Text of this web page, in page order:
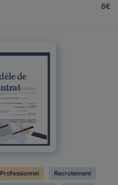
6€
de
Professionnel Recrutement